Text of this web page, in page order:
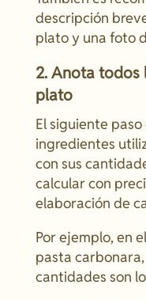
descripción
plato y una foto
2. Anota todos
plato
El siguiente
ingredientes
con sus
calcular con
elaboración de
Por ejemplo, en
pasta
cantidades son